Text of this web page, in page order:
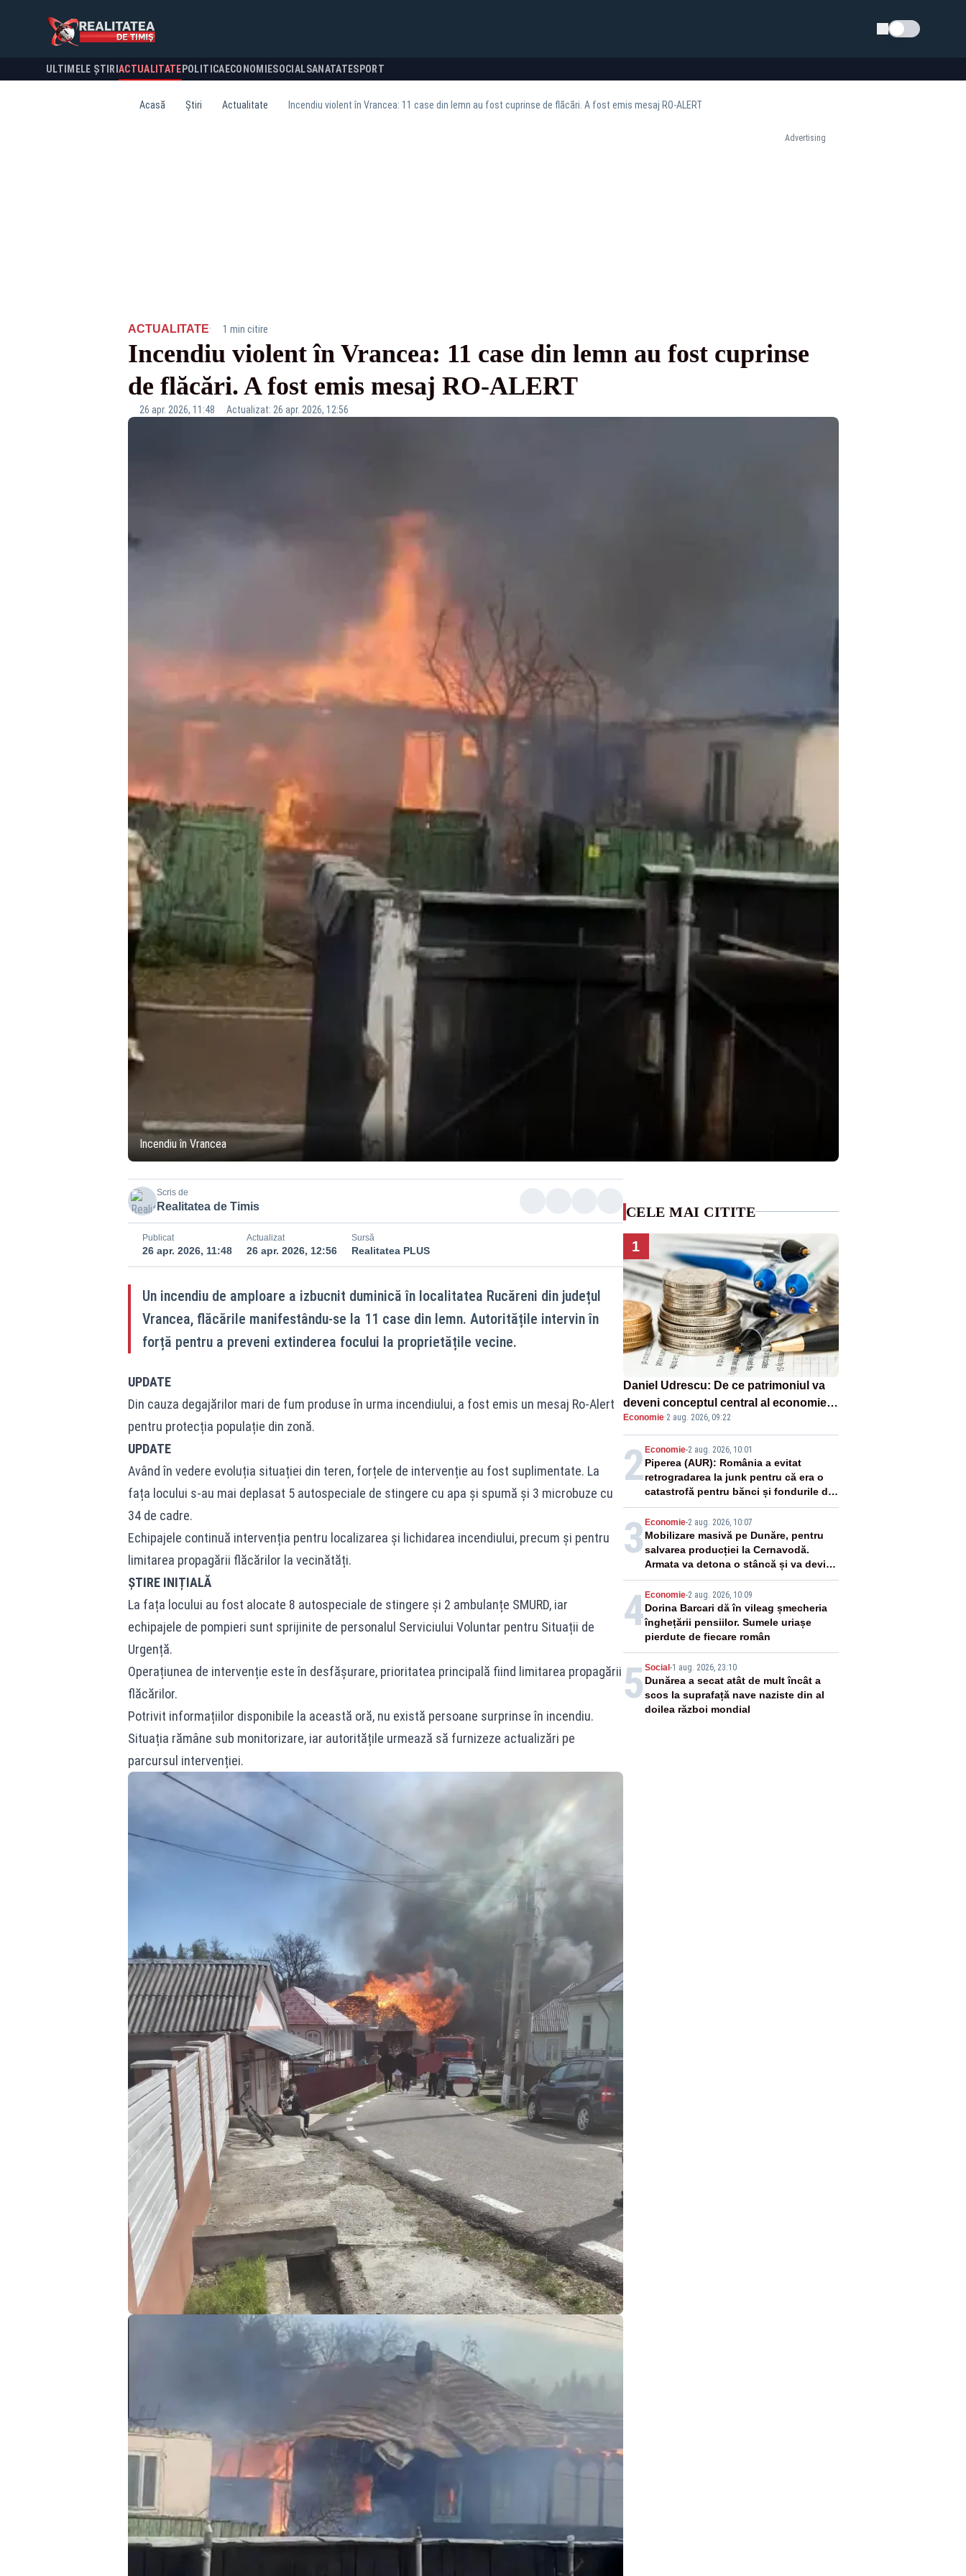
Schimba tema
ULTIMELE ȘTIRI ACTUALITATE POLITICA ECONOMIESOCIALSANATATESPORT
Acasă Știri Actualitate Incendiu violent în Vrancea: 11 case din lemn au fost cuprinse de flăcări. A fost emis mesaj RO-ALERT
Advertising
ACTUALITATE· 1 min citire
Incendiu violent în Vrancea: 11 case din lemn au fost cuprinse
de flăcări. A fost emis mesaj RO-ALERT
26 apr. 2026, 11:48 Actualizat: 26 apr. 2026, 12:56
Incendiu în Vrancea
Scris de
Realitatea de Timis
Publicat
26 apr. 2026, 11:48
Actualizat
26 apr. 2026, 12:56
Sursă
Realitatea PLUS
Un incendiu de amploare a izbucnit duminică în localitatea Rucăreni din județul
Vrancea, flăcările manifestându-se la 11 case din lemn. Autoritățile intervin în
forță pentru a preveni extinderea focului la proprietățile vecine.
UPDATE
Din cauza degajărilor mari de fum produse în urma incendiului, a fost emis un mesaj Ro-Alert
pentru protecția populație din zonă.
UPDATE
Având în vedere evoluția situației din teren, forțele de intervenție au fost suplimentate. La
fața locului s-au mai deplasat 5 autospeciale de stingere cu apa și spumă și 3 microbuze cu
34 de cadre.
Echipajele continuă intervenția pentru localizarea și lichidarea incendiului, precum și pentru
limitarea propagării flăcărilor la vecinătăți.
ȘTIRE INIȚIALĂ
La fața locului au fost alocate 8 autospeciale de stingere și 2 ambulanțe SMURD, iar
echipajele de pompieri sunt sprijinite de personalul Serviciului Voluntar pentru Situații de
Urgență.
Operațiunea de intervenție este în desfășurare, prioritatea principală fiind limitarea propagării
flăcărilor.
Potrivit informațiilor disponibile la această oră, nu există persoane surprinse în incendiu.
Situația rămâne sub monitorizare, iar autoritățile urmează să furnizeze actualizări pe
parcursul intervenției.
CELE MAI CITITE
1
Daniel Udrescu: De ce patrimoniul va
deveni conceptul central al economiei
viitoare?
Economie·2 aug. 2026, 09:22
2Economie-2 aug. 2026, 10:01
Piperea (AUR): România a evitat
retrogradarea la junk pentru că era o
catastrofă pentru bănci și fondurile de
pensii
3 Economie-2 aug. 2026, 10:07
Mobilizare masivă pe Dunăre, pentru
salvarea producției la Cernavodă.
Armata va detona o stâncă și va devia
apa fluviului - IMAGINI AERIENE
4Economie-2 aug. 2026, 10:09
Dorina Barcari dă în vileag șmecheria
înghețării pensiilor. Sumele uriașe
pierdute de fiecare român
5 Social-1 aug. 2026, 23:10
Dunărea a secat atât de mult încât a
scos la suprafață nave naziste din al
doilea război mondial